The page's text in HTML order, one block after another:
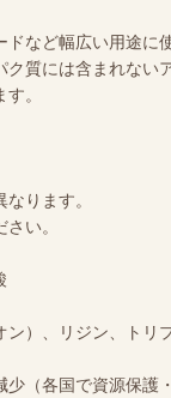
ドなど幅広い用途に
ク質には含まれない
。
ります。
い。
ン）、リジン、トリ
少（各国で資源保護